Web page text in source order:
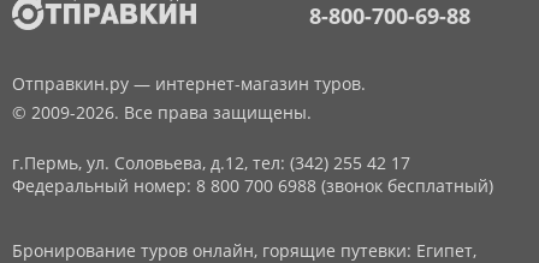
8-800-700-69-88
Отправкин.ру — интернет-магазин туров.
© 2009-2026. Все права защищены.
г.Пермь, ул. Соловьева, д.12, тел: (342) 255 42 17
Федеральный номер: 8 800 700 6988 (звонок бесплатный)
Бронирование туров онлайн, горящие путевки: Египет,